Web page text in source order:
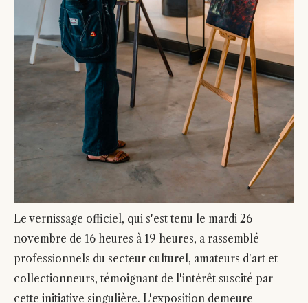
Le vernissage officiel, qui s'est tenu le mardi 26
novembre de 16 heures à 19 heures, a rassemblé
professionnels du secteur culturel, amateurs d'art et
collectionneurs, témoignant de l'intérêt suscité par
cette initiative singulière. L'exposition demeure